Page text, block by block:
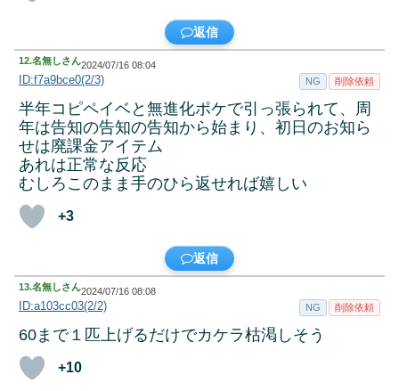
返信
12.名無しさん2024/07/16 08:04
ID:f7a9bce0(2/3) NG 削除依頼
半年コピペイベと無進化ポケで引っ張られて、周
年は告知の告知の告知から始まり、初日のお知ら
せは廃課金アイテム
あれは正常な反応
むしろこのまま手のひら返せれば嬉しい
+3
返信
13.名無しさん2024/07/16 08:08
ID:a103cc03(2/2) NG 削除依頼
60まで１匹上げるだけでカケラ枯渇しそう
+10